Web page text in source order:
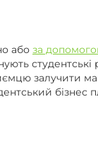
або за
студентські
залучити
бізнес